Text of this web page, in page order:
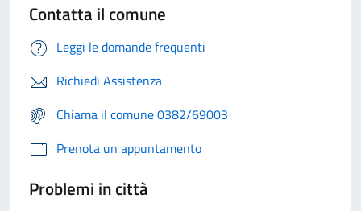
Contatta il comune
Leggi le domande frequenti
Richiedi Assistenza
Chiama il comune 0382/69003
Prenota un appuntamento
Problemi in città